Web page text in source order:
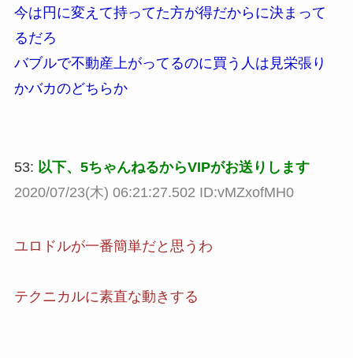
今は円に変えて持ってた方が得だからに決まって
るだろ
バブルで不動産上がってるのに買う人は見栄張り
かバカのどちらか
53: 以下、5ちゃんねるからVIPがお送りします
2020/07/23(木) 06:21:27.502 ID:vMZxofMH0
ユロドルが一番簡単だと思うわ
テクニカルに素直な動きする